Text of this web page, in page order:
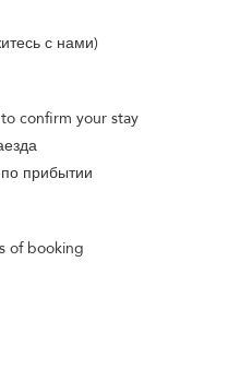
с нами)
confirm your stay
прибытии
of booking